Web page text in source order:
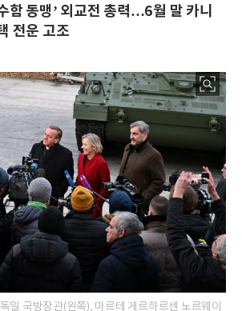
함 동맹’ 외교전 총력…6월 말 카니
전운 고조
일 국방장관(왼쪽), 마르테 게르하르센 노르웨이